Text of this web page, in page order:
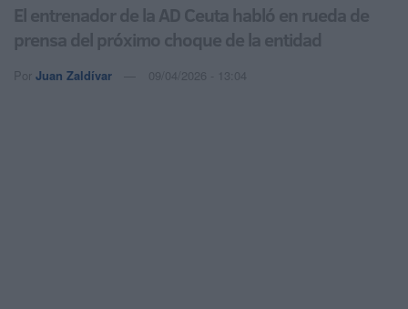
El entrenador de la AD Ceuta habló en rueda de
prensa del próximo choque de la entidad
Por Juan Zaldívar 09/04/2026 - 13:04